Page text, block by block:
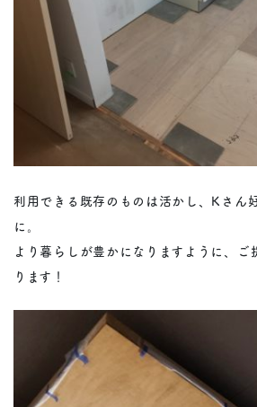
利用できる既存のものは活かし、Kさん
に。
より暮らしが豊かになりますように、ご
ります！